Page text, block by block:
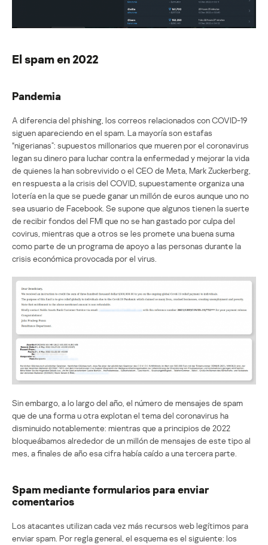
El spam en 2022
Pandemia
A diferencia del phishing, los correos relacionados con COVID-19
siguen apareciendo en el spam. La mayoría son estafas
“nigerianas”: supuestos millonarios que mueren por el coronavirus
legan su dinero para luchar contra la enfermedad y mejorar la vida
de quienes la han sobrevivido o el CEO de Meta, Mark Zuckerberg,
en respuesta a la crisis del COVID, supuestamente organiza una
lotería en la que se puede ganar un millón de euros aunque uno no
sea usuario de Facebook. Se supone que algunos tienen la suerte
de recibir fondos del FMI que no se han gastado por culpa del
covirus, mientras que a otros se les promete una buena suma
como parte de un programa de apoyo a las personas durante la
crisis económica provocada por el virus.
Sin embargo, a lo largo del año, el número de mensajes de spam
que de una forma u otra explotan el tema del coronavirus ha
disminuido notablemente: mientras que a principios de 2022
bloqueábamos alrededor de un millón de mensajes de este tipo al
mes, a finales de año esa cifra había caído a una tercera parte.
Spam mediante formularios para enviar
comentarios
Los atacantes utilizan cada vez más recursos web legítimos para
enviar spam. Por regla general, el esquema es el siguiente: los